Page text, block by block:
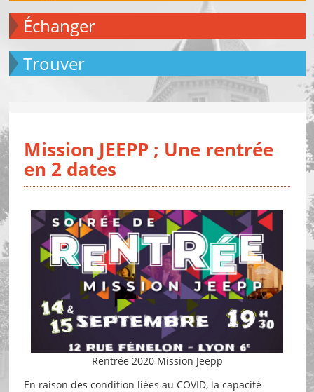
échanger
Trouver
Mission JEEPP ; Une rentrée
en 2 dates
Rentrée 2020 Mission Jeepp
En raison des condition liées au COVID, la capacité